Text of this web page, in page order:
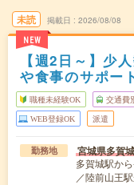
未読
NEW
掲載日 2026/08/08
【週2日～】少
や食事のサポー
職種未経験OK 交通費
WEB登録OK 派遣
勤務地 宮城県多賀
多賀城駅か
／陸前山王